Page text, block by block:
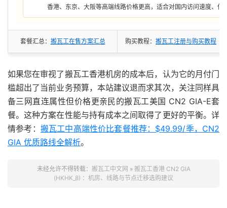
香港、东京、大阪等高端线路价格更高，适合对国内访问速度、低
套餐汇总： 搬瓦工在售方案汇总 购买教程： 搬瓦工注册与购买教程
如果您在审视了搬瓦工香港机房的成本后，认为它的月付门
槛超出了当前业务预算，本站建议退而求其次，关注同样具
备三网直连属性但价格更亲民的搬瓦工美国 CN2 GIA-E套
餐。这种方案在性能与持有成本之间取得了更好的平衡。详
情参考： 搬瓦工中高端性价比套餐推荐：$49.99/季，CN2
GIA 优质路线全解析。
未经允许不得转载： 搬瓦工中文网 » 搬瓦工香港 CN2 GIA
(HKHK_8) ：机房、线路与节点迁移选购建议